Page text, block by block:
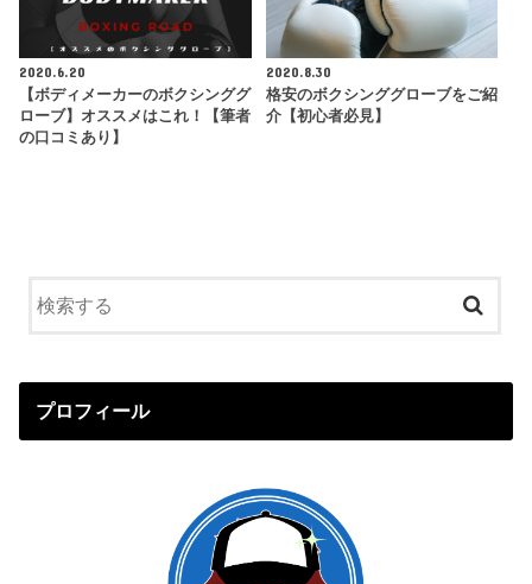
2020.6.20
【ボディメーカーのボクシンググ
ローブ】オススメはこれ！【筆者
の口コミあり】
2020.8.30
格安のボクシンググローブをご紹
介【初心者必見】
プロフィール